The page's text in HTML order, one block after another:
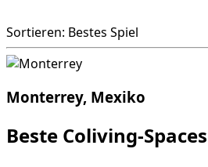
Sortieren: Bestes Spiel
Monterrey, Mexiko
Beste Coliving-